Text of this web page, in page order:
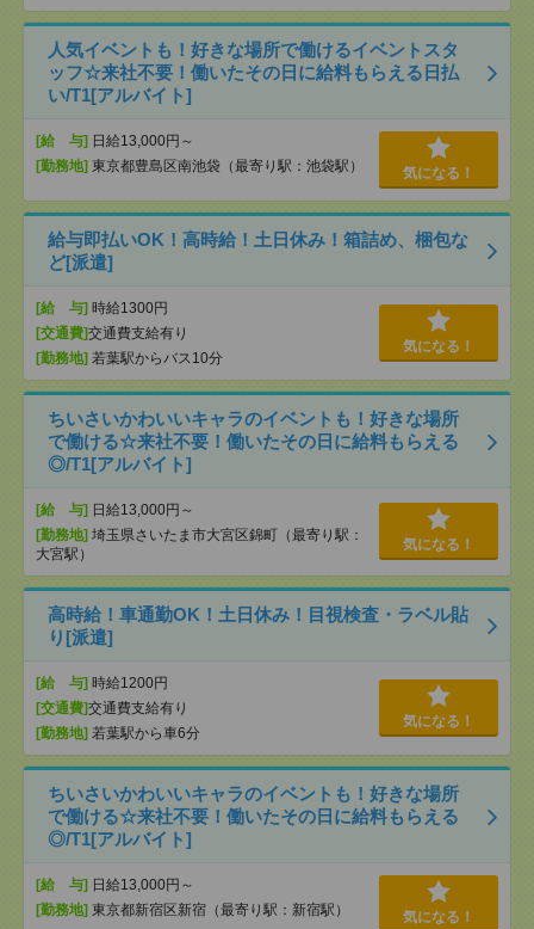
人気イベントも！好きな場所で働けるイベントスタ
ッフ☆来社不要！働いたその日に給料もらえる日払
い/T1[アルバイト]
[給 与] 日給13,000円～
[勤務地] 東京都豊島区南池袋（最寄り駅：池袋駅） 気になる！
給与即払いOK！高時給！土日休み！箱詰め、梱包な
ど[派遣]
[給 与] 時給1300円
[交通費]交通費支給有り
[勤務地] 若葉駅からバス10分
気になる！
ちいさいかわいいキャラのイベントも！好きな場所
で働ける☆来社不要！働いたその日に給料もらえる
◎/T1[アルバイト]
[給 与] 日給13,000円～
[勤務地] 埼玉県さいたま市大宮区錦町（最寄り駅：
大宮駅）
気になる！
高時給！車通勤OK！土日休み！目視検査・ラベル貼
り[派遣]
[給 与] 時給1200円
[交通費]交通費支給有り
[勤務地] 若葉駅から車6分
気になる！
ちいさいかわいいキャラのイベントも！好きな場所
で働ける☆来社不要！働いたその日に給料もらえる
◎/T1[アルバイト]
[給 与] 日給13,000円～
[勤務地] 東京都新宿区新宿（最寄り駅：新宿駅） 気になる！